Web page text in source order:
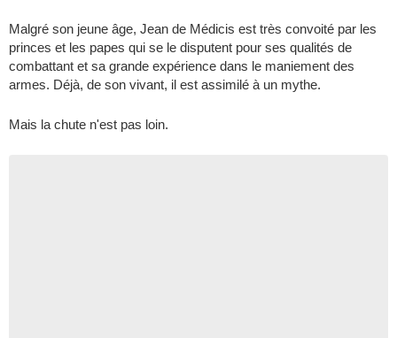
Malgré son jeune âge, Jean de Médicis est très convoité par les
princes et les papes qui se le disputent pour ses qualités de
combattant et sa grande expérience dans le maniement des
armes. Déjà, de son vivant, il est assimilé à un mythe.
Mais la chute n'est pas loin.